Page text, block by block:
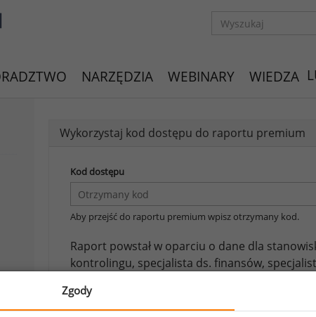
NARZĘDZIA WEBINARY WIEDZA
Wykorzystaj kod dostępu do raportu premium
Kod dostępu
Aby przejść do raportu premium wpisz otrzymany kod.
Raport powstał w oparciu o dane dla
kontrolingu, specjalista ds. finansów,
controllingu.
Zgody